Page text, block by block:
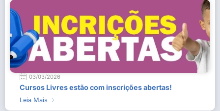
03/03/2026
Cursos Livres estão com inscrições abertas!
Leia Mais